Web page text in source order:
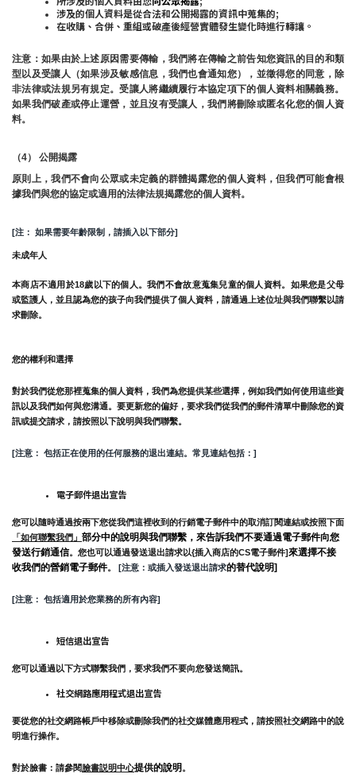
涉及的個人資料是從合法和公開揭露的資訊中蒐集的;
在收購、合併、重組或破產後經營實體發生變化時進行轉讓。
注意：如果由於上述原因需要傳輸，我們將在傳輸之前告知您資訊的目的和類
型以及受讓人（如果涉及敏感信息，我們也會通知您），並徵得您的同意，除
非法律或法規另有規定。受讓人將繼續履行本協定項下的個人資料相關義務。
如果我們破產或停止運營，並且沒有受讓人，我們將刪除或匿名化您的個人資
料。
（4） 公開揭露
原則上，我們不會向公眾或未定義的群體揭露您的個人資料，但我們可能會根
據我們與您的協定或適用的法律法規揭露您的個人資料。
[注： 如果需要年齡限制，請插入以下部分]
未成年人
本商店不適用於18歲以下的個人。我們不會故意蒐集兒童的個人資料。如果您是父母
或監護人，並且認為您的孩子向我們提供了個人資料，請通過上述位址與我們聯繫以請
求刪除。
您的權利和選擇
對於我們從您那裡蒐集的個人資料，我們為您提供某些選擇，例如我們如何使用這些資
訊以及我們如何與您溝通。要更新您的偏好，要求我們從我們的郵件清單中刪除您的資
訊或提交請求，請按照以下說明與我們聯繫。
[注意： 包括正在使用的任何服務的退出連結。常見連結包括：]
電子郵件退出宣告
您可以隨時通過按兩下您從我們這裡收到的行銷電子郵件中的取消訂閱連結或按照下面
「如何聯繫我們」 部分中的說明與我們聯繫，來告訴我們不要通過電子郵件向您
發送行銷通信。您也可以通過發送退出請求以{插入商店的CS電子郵件]來選擇不接
收我們的營銷電子郵件。 [注意：或插入發送退出請求的替代說明]
[注意： 包括適用於您業務的所有內容]
短信退出宣告
您可以通過以下方式聯繫我們，要求我們不要向您發送簡訊。
社交網路應用程式退出宣告
要從您的社交網路帳戶中移除或刪除我們的社交媒體應用程式，請按照社交網路中的說
明進行操作。
對於臉書：請參閱臉書説明中心提供的說明 。